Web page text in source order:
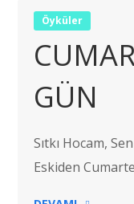
Öyküler
GÜN
Sıtkı Hocam,
Eskiden